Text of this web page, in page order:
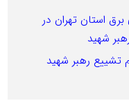
استان تهران در
شهید
زائر مراسم تشییع رهبر شهید